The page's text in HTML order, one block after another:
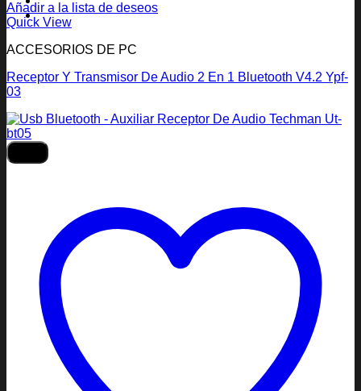
Añadir a la lista de deseos
Quick View
ACCESORIOS DE PC
Receptor Y Transmisor De Audio 2 En 1 Bluetooth V4.2 Ypf-
03